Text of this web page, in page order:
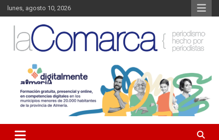
Saltar
al
contenido
lunes, agosto 10, 2026
La Comarca – Noticias del
Almanzora
Almanzora y sus localidades.